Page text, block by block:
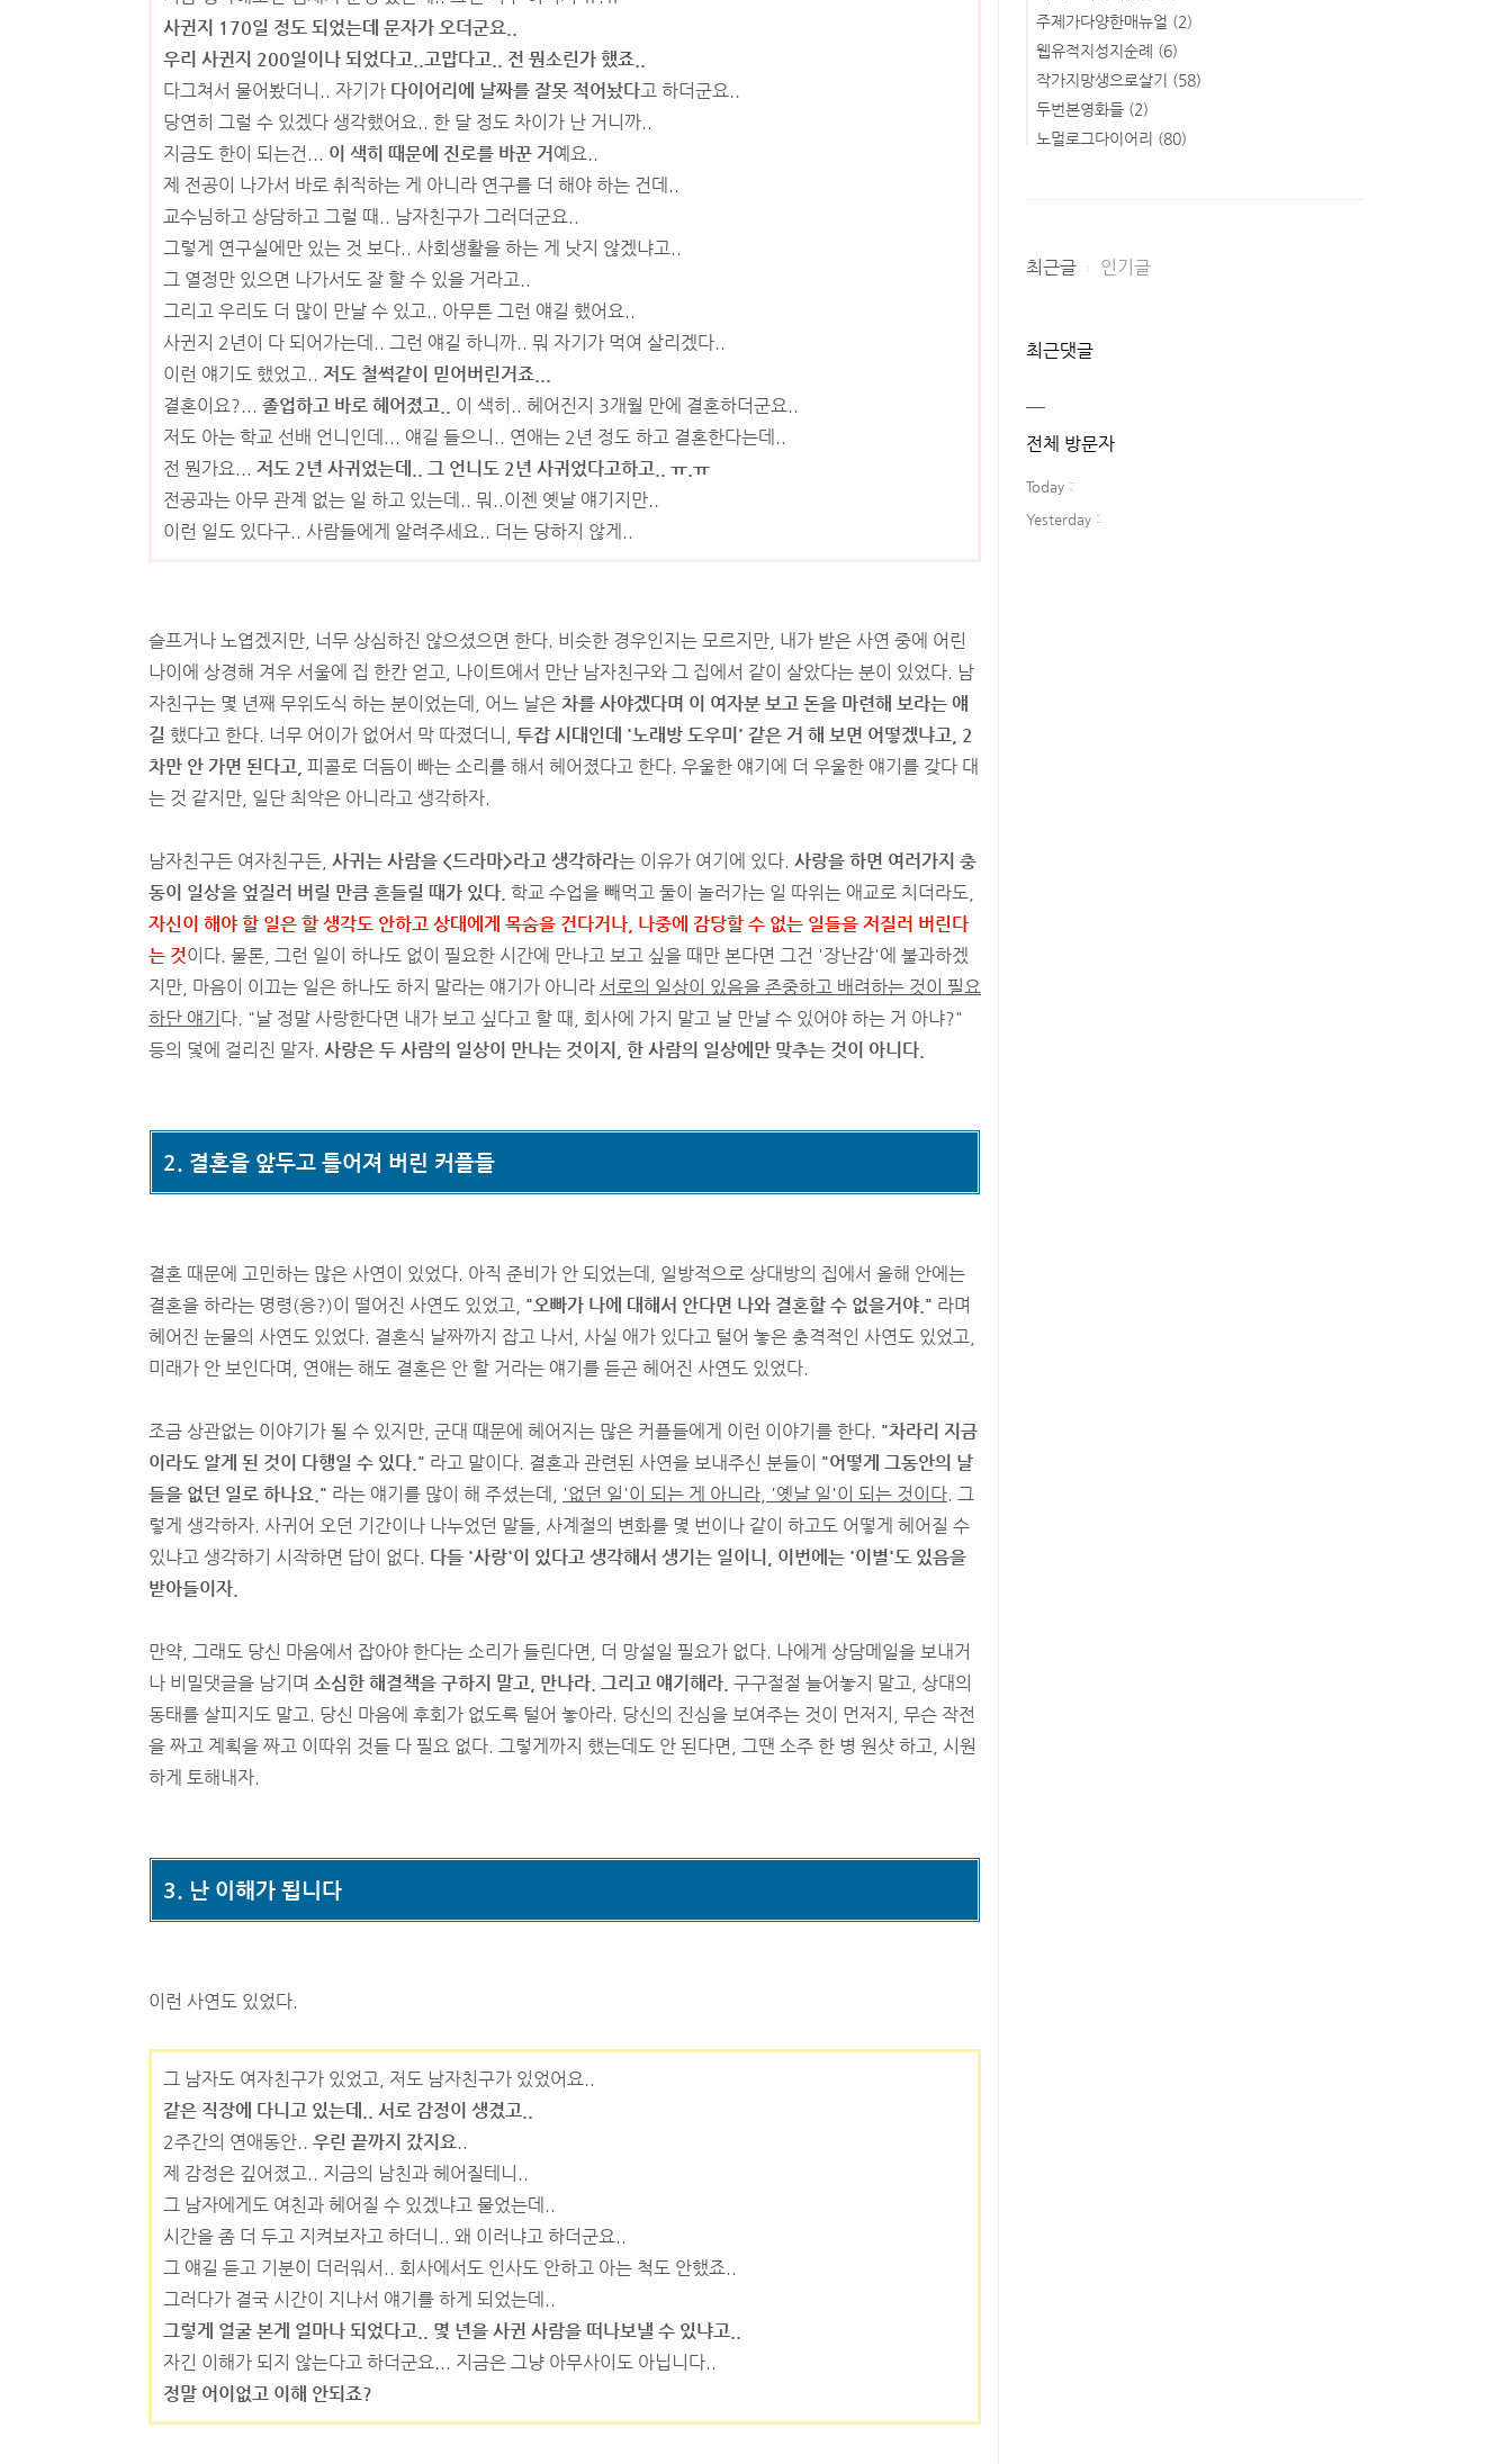
사귄지 170일 정도 되었는데 문자가 오더군요..
우리 사귄지 200일이나 되었다고..고맙다고.. 전 뭔소린가 했죠..
다그쳐서 물어봤더니.. 자기가 다이어리에 날짜를 잘못 적어놨다고 하더군요..
당연히 그럴 수 있겠다 생각했어요.. 한 달 정도 차이가 난 거니까..
지금도 한이 되는건... 이 색히 때문에 진로를 바꾼 거 예요..
제 전공이 나가서 바로 취직하는 게 아니라 연구를 더 해야 하는 건데..
교수님하고 상담하고 그럴 때.. 남자친구가 그러더군요..
그렇게 연구실에만 있는 것 보다.. 사회생활을 하는 게 낫지 않겠냐고..
그 열정만 있으면 나가서도 잘 할 수 있을 거라고..
그리고 우리도 더 많이 만날 수 있고.. 아무튼 그런 얘길 했어요..
사귄지 2년이 다 되어가는데.. 그런 얘길 하니까.. 뭐 자기가 먹여 살리겠다..
이런 얘기도 했었고.. 저도 철썩같이 믿어버린거죠...
결혼이요?... 졸업하고 바로 헤어졌고.. 이 색히.. 헤어진지 3개월 만에 결혼하더군요..
저도 아는 학교 선배 언니인데... 얘길 들으니.. 연애는 2년 정도 하고 결혼한다는데..
전 뭔가요... 저도 2년 사귀었는데.. 그 언니도 2년 사귀었다고하고.. ㅠ.ㅠ
전공과는 아무 관계 없는 일 하고 있는데.. 뭐..이젠 옛날 얘기지만..
이런 일도 있다구.. 사람들에게 알려주세요.. 더는 당하지 않게..
슬프거나 노엽겠지만, 너무 상심하진 않으셨으면 한다. 비슷한 경우인지는 모르지만, 내가 받은 사연 중에 어린
나이에 상경해 겨우 서울에 집 한칸 얻고, 나이트에서 만난 남자친구와 그 집에서 같이 살았다는 분이 있었다. 남
자친구는 몇 년째 무위도식 하는 분이었는데, 어느 날은 차를 사야겠다며 이 여자분 보고 돈을 마련해 보라는 얘
길 했다고 한다. 너무 어이가 없어서 막 따졌더니, 투잡 시대인데 '노래방 도우미' 같은 거 해 보면 어떻겠냐고, 2
차만 안 가면 된다고, 피콜로 더듬이 빠는 소리를 해서 헤어졌다고 한다. 우울한 얘기에 더 우울한 얘기를 갖다 대
는 것 같지만, 일단 최악은 아니라고 생각하자.
남자친구든 여자친구든, 사귀는 사람을 <드라마>라고 생각하라는 이유가 여기에 있다. 사랑을 하면 여러가지 충
동이 일상을 엎질러 버릴 만큼 흔들릴 때가 있다. 학교 수업을 빼먹고 둘이 놀러가는 일 따위는 애교로 치더라도,
자신이 해야 할 일은 할 생각도 안하고 상대에게 목숨을 건다거나, 나중에 감당할 수 없는 일들을 저질러 버린다
는 것이다. 물론, 그런 일이 하나도 없이 필요한 시간에 만나고 보고 싶을 때만 본다면 그건 '장난감'에 불과하겠
지만, 마음이 이끄는 일은 하나도 하지 말라는 얘기가 아니라 서로의 일상이 있음을 존중하고 배려하는 것이 필요
하단 얘기 다. "날 정말 사랑한다면 내가 보고 싶다고 할 때, 회사에 가지 말고 날 만날 수 있어야 하는 거 아냐?"
등의 덫에 걸리진 말자. 사랑은 두 사람의 일상이 만나는 것이지, 한 사람의 일상에만 맞추는 것이 아니다.
2. 결혼을 앞두고 틀어져 버린 커플들
결혼 때문에 고민하는 많은 사연이 있었다. 아직 준비가 안 되었는데, 일방적으로 상대방의 집에서 올해 안에는
결혼을 하라는 명령(응?)이 떨어진 사연도 있었고, "오빠가 나에 대해서 안다면 나와 결혼할 수 없을거야." 라며
헤어진 눈물의 사연도 있었다. 결혼식 날짜까지 잡고 나서, 사실 애가 있다고 털어 놓은 충격적인 사연도 있었고,
미래가 안 보인다며, 연애는 해도 결혼은 안 할 거라는 얘기를 듣곤 헤어진 사연도 있었다.
조금 상관없는 이야기가 될 수 있지만, 군대 때문에 헤어지는 많은 커플들에게 이런 이야기를 한다. "차라리 지금
이라도 알게 된 것이 다행일 수 있다." 라고 말이다. 결혼과 관련된 사연을 보내주신 분들이 "어떻게 그동안의 날
들을 없던 일로 하나요." 라는 얘기를 많이 해 주셨는데, '없던 일'이 되는 게 아니라, '옛날 일'이 되는 것이다. 그
렇게 생각하자. 사귀어 오던 기간이나 나누었던 말들, 사계절의 변화를 몇 번이나 같이 하고도 어떻게 헤어질 수
있냐고 생각하기 시작하면 답이 없다. 다들 '사랑'이 있다고 생각해서 생기는 일이니, 이번에는 '이별'도 있음을
받아들이자.
만약, 그래도 당신 마음에서 잡아야 한다는 소리가 들린다면, 더 망설일 필요가 없다. 나에게 상담메일을 보내거
나 비밀댓글을 남기며 소심한 해결책을 구하지 말고, 만나라. 그리고 얘기해라. 구구절절 늘어놓지 말고, 상대의
동태를 살피지도 말고. 당신 마음에 후회가 없도록 털어 놓아라. 당신의 진심을 보여주는 것이 먼저지, 무슨 작전
을 짜고 계획을 짜고 이따위 것들 다 필요 없다. 그렇게까지 했는데도 안 된다면, 그땐 소주 한 병 원샷 하고, 시원
하게 토해내자.
3. 난 이해가 됩니다
이런 사연도 있었다.
그 남자도 여자친구가 있었고, 저도 남자친구가 있었어요..
같은 직장에 다니고 있는데.. 서로 감정이 생겼고..
2주간의 연애동안.. 우린 끝까지 갔지요..
제 감정은 깊어졌고.. 지금의 남친과 헤어질테니..
그 남자에게도 여친과 헤어질 수 있겠냐고 물었는데..
시간을 좀 더 두고 지켜보자고 하더니.. 왜 이러냐고 하더군요..
그 얘길 듣고 기분이 더러워서.. 회사에서도 인사도 안하고 아는 척도 안했죠..
그러다가 결국 시간이 지나서 얘기를 하게 되었는데..
그렇게 얼굴 본게 얼마나 되었다고.. 몇 년을 사귄 사람을 떠나보낼 수 있냐고..
자긴 이해가 되지 않는다고 하더군요... 지금은 그냥 아무사이도 아닙니다..
정말 어이없고 이해 안되죠?
주제가다양한매뉴얼 (2)
웹유적지성지순례 (6)
작가지망생으로살기 (58)
두번본영화들 (2)
노멀로그다이어리 (80)
최근글 인기글
최근댓글
전체 방문자
Today :
Yesterday :